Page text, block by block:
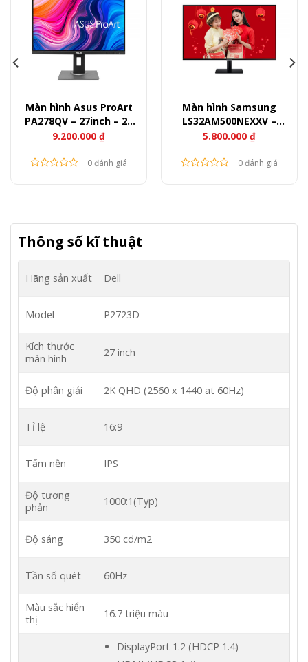
Màn hình Asus ProArt
PA278QV – 27inch – 2K
IPS – 75Hz – 350nits
9.200.000 ₫
0 đánh giá
Màn hình Samsung
LS32AM500NEXXV –
32inch – FullHD – 60Hz –
5.800.000 ₫
0 đánh giá
Thông số kĩ thuật
Hãng sản xuất Dell
Model P2723D
Kích thước
màn hình
27 inch
Độ phân giải 2K QHD (2560 x 1440 at 60Hz)
Tỉ lệ 16:9
Tấm nền IPS
Độ tương
phản
1000:1(Typ)
Độ sáng 350 cd/m2
Tần số quét 60Hz
Màu sắc hiển
thị
16.7 triệu màu
DisplayPort 1.2 (HDCP 1.4)